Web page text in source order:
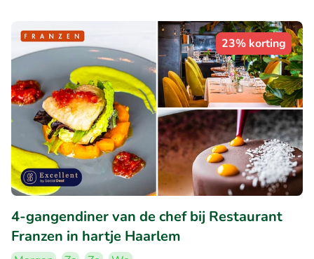
23% korting
4-gangendiner van de chef bij Restaurant
Franzen in hartje Haarlem